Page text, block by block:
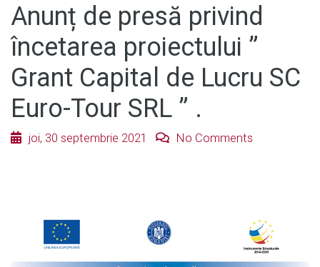
Anunț de presă privind
încetarea proiectului ”
Grant Capital de Lucru SC
Euro-Tour SRL ” .
joi, 30 septembrie 2021 No Comments